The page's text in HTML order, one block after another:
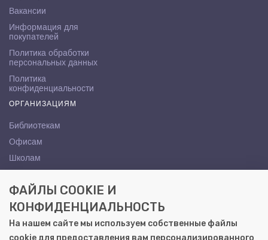
Вакансии
Информация для
покупателей
Политика обработки
персональных данных
Политика
конфиденциальности
ОРГАНИЗАЦИЯМ
Библиотекам
Офисам
Школам
КОНТАКТЫ
Саратов, ул. Осипова, 10А
+7 (8452) 72-65-65
ФАЙЛЫ COOKIE И
КОНФИДЕНЦИАЛЬНОСТЬ
На нашем сайте мы используем собственные файлы
cookie для предоставления вам персонализированного